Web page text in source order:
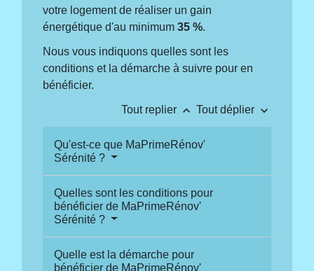
votre logement de réaliser un gain
énergétique d'au minimum35 %.
Nous vous indiquons quelles sont les
conditions et la démarche à suivre pour en
bénéficier.
Tout replier keyboard_arrow_up Tout déplier keyboard_arrow_down
Qu'est-ce que MaPrimeRénov'
Sérénité ?
Quelles sont les conditions pour
bénéficier de MaPrimeRénov'
Sérénité ?
Quelle est la démarche pour
bénéficier de MaPrimeRénov'